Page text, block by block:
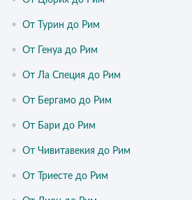
• От Турин до Рим
• От Генуа до Рим
• От Ла Специя до Рим
• От Бергамо до Рим
• От Бари до Рим
• От Чивитавекия до Рим
• От Триесте до Рим